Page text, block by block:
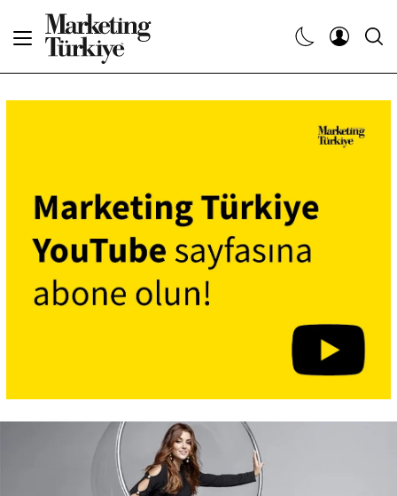
Dergiler
Etkinlikler